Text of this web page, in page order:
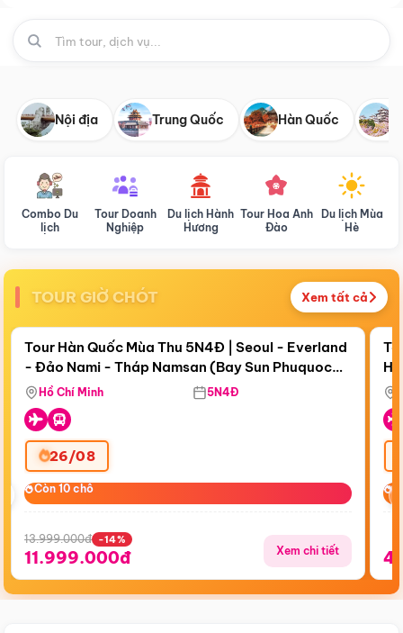
Nội địa Trung Quốc Hàn Quốc
Combo Du
lịch
Tour Doanh
Nghiệp
Du lịch Hành
Hương
Tour Hoa Anh
Đào
Du lịch Mùa
Hè
TOUR GIỜ CHÓT Xem tất cả
Còn19 ngày 13:08:20
Điểm nổi bật
Tour Hàn Quốc Mùa Thu 5N4Đ | Seoul - Everland
- Đảo Nami - Tháp Namsan (Bay Sun Phuquoc
Airways)
Hồ Chí Minh 5N4Đ
26/08
Còn 10 chỗ
Còn 10 chỗ
13.999.000đ -14%
11.999.000đ Xem chi tiết